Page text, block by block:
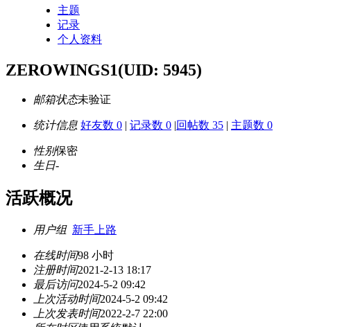
主题
记录
个人资料
ZEROWINGS1(UID: 5945)
邮箱状态未验证
统计信息 好友数 0 | 记录数 0 |回帖数 35 | 主题数 0
性别保密
生日-
活跃概况
用户组 新手上路
在线时间98 小时
注册时间2021-2-13 18:17
最后访问2024-5-2 09:42
上次活动时间2024-5-2 09:42
上次发表时间2022-2-7 22:00